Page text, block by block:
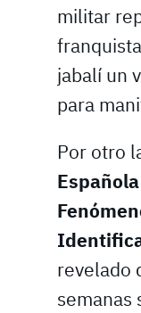
militar
jabalí un
para
Por otro
revelado
semanas